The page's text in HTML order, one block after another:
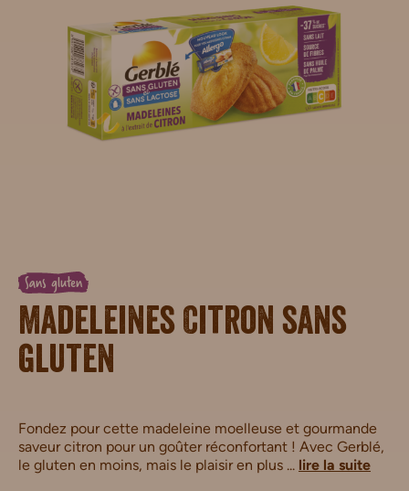
Sans gluten
Madeleines Citron sans
gluten
Fondez pour cette madeleine moelleuse et gourmande
saveur citron pour un goûter réconfortant ! Avec Gerblé,
le gluten en moins, mais le plaisir en plus ... lire la suite